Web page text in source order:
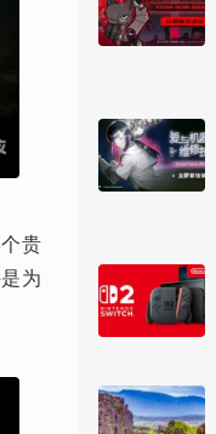
贵
为